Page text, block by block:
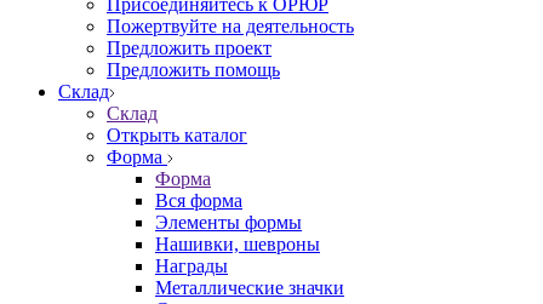
Присоединяйтесь к ОРЮР
Пожертвуйте на деятельность
Предложить проект
Предложить помощь
Склад
Склад
Открыть каталог
Форма
Форма
Вся форма
Элементы формы
Нашивки, шевроны
Награды
Металлические значки